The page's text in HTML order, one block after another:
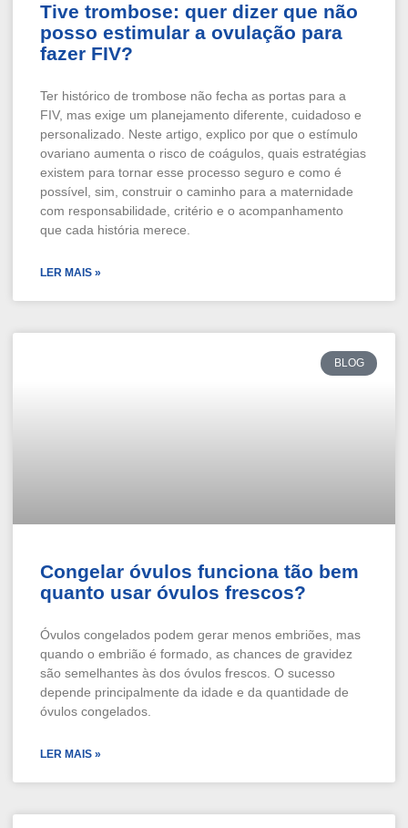
Tive trombose: quer dizer que não
posso estimular a ovulação para
fazer FIV?
Ter histórico de trombose não fecha as portas para a
FIV, mas exige um planejamento diferente, cuidadoso e
personalizado. Neste artigo, explico por que o estímulo
ovariano aumenta o risco de coágulos, quais estratégias
existem para tornar esse processo seguro e como é
possível, sim, construir o caminho para a maternidade
com responsabilidade, critério e o acompanhamento
que cada história merece.
LER MAIS »
BLOG
Congelar óvulos funciona tão bem
quanto usar óvulos frescos?
Óvulos congelados podem gerar menos embriões, mas
quando o embrião é formado, as chances de gravidez
são semelhantes às dos óvulos frescos. O sucesso
depende principalmente da idade e da quantidade de
óvulos congelados.
LER MAIS »